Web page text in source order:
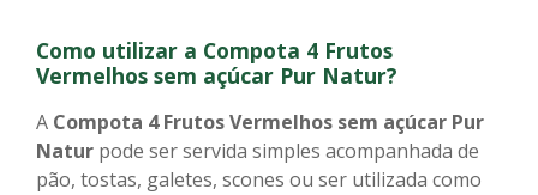
Como utilizar a Compota 4 Frutos
Vermelhos sem açúcar Pur Natur?
A Compota 4 Frutos Vermelhos sem açúcar Pur
Natur pode ser servida simples acompanhada de
pão, tostas, galetes, scones ou ser utilizada como